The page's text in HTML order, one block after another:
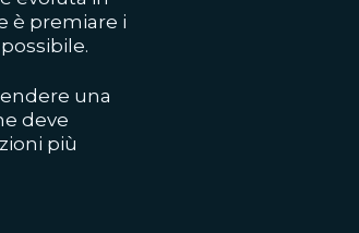
è premiare i
una
deve
più